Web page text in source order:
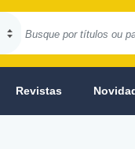
Revistas